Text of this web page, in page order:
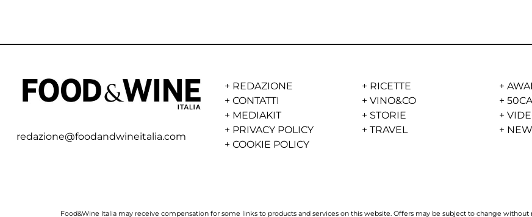
redazione@foodandwineitalia.com
+ REDAZIONE
+CONTATTI
+ MEDIAKIT
+ PRIVACY POLICY
+COOKIE POLICY
+ RICETTE
+VINO&CO
+ STORIE
+TRAVEL
+
+
+
+
Food&Wine Italia may receive compensation for some links to products and services on this website. Offers may be subject to change